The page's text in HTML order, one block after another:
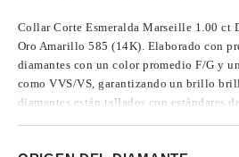
Collar Corte Esmeralda Marseille 1.00 ct
Oro Amarillo 585 (14K). Elaborado con
diamantes con un color promedio F/G y
como VVS/VS, garantizando un brillo
diamantes están tallados con estándares